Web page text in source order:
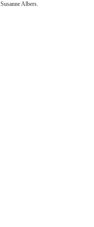
Susanne Albers.